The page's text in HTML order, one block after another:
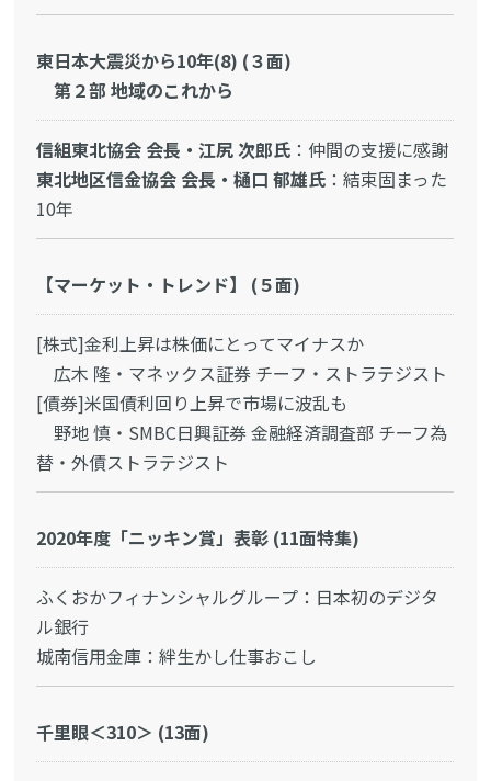
東日本大震災から10年(8) (３面)
第２部 地域のこれから
信組東北協会 会長・江尻 次郎氏 ：仲間の支援に感謝
東北地区信金協会 会長・樋口 郁雄氏 ：結束固まった
10年
【マーケット・トレンド】 (５面)
[株式]金利上昇は株価にとってマイナスか
広木 隆・マネックス証券 チーフ・ストラテジスト
[債券]米国債利回り上昇で市場に波乱も
野地 慎・SMBC日興証券 金融経済調査部 チーフ為
替・外債ストラテジスト
2020年度「ニッキン賞」表彰 (11面特集)
ふくおかフィナンシャルグループ：日本初のデジタ
ル銀行
城南信用金庫：絆生かし仕事おこし
千里眼＜310＞ (13面)